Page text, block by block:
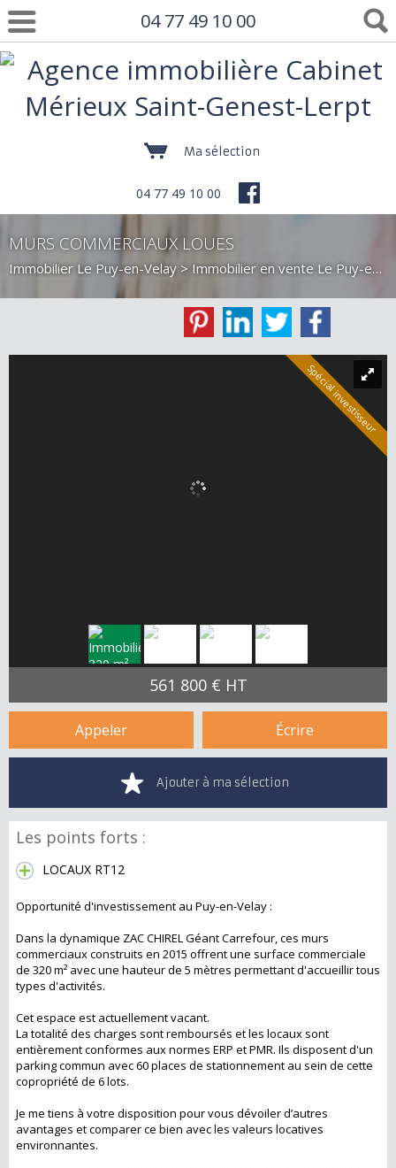
Ma sélection
04 77 49 10 00
04 77 49 10 00
MURS COMMERCIAUX LOUES
Immobilier Le Puy-en-Velay > Immobilier en vente Le Puy-en-Velay
Spécial investisseur
561 800 € HT
Appeler Écrire
Ajouter à ma sélection
Les points forts :
LOCAUX RT12
Opportunité d'investissement au Puy-en-Velay :
Dans la dynamique ZAC CHIREL Géant Carrefour, ces murs
commerciaux construits en 2015 offrent une surface commerciale
de 320 m² avec une hauteur de 5 mètres permettant d'accueillir tous
types d'activités.
Cet espace est actuellement vacant.
La totalité des charges sont remboursés et les locaux sont
entièrement conformes aux normes ERP et PMR. Ils disposent d'un
parking commun avec 60 places de stationnement au sein de cette
copropriété de 6 lots.
Je me tiens à votre disposition pour vous dévoiler d’autres
avantages et comparer ce bien avec les valeurs locatives
environnantes.